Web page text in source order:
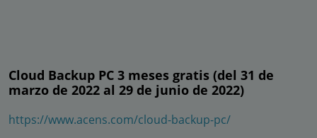
Cloud Backup PC 3 meses gratis (del 31 de
marzo de 2022 al 29 de junio de 2022)
https://www.acens.com/cloud-backup-pc/